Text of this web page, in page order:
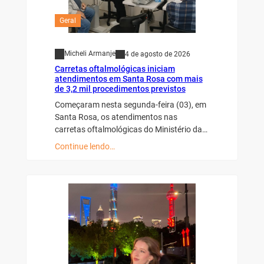
Geral
Micheli Armanje 4 de agosto de 2026
Carretas oftalmológicas iniciam
atendimentos em Santa Rosa com mais
de 3,2 mil procedimentos previstos
Começaram nesta segunda-feira (03), em
Santa Rosa, os atendimentos nas
carretas oftalmológicas do Ministério da…
Continue lendo…